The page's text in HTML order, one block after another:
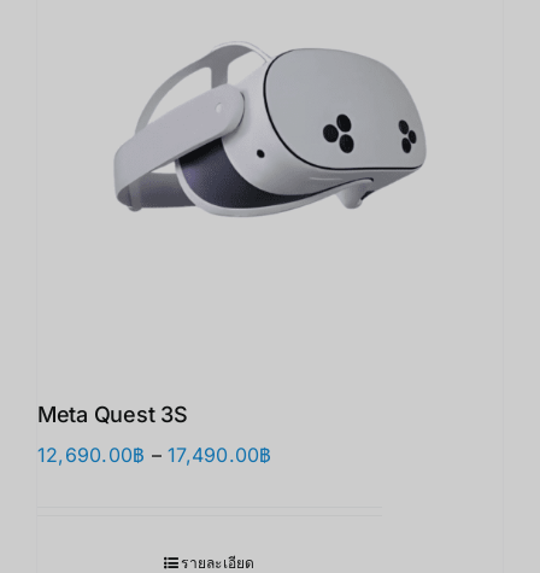
Meta Quest 3S
12,690.00฿ – 17,490.00฿
รายละเอียด